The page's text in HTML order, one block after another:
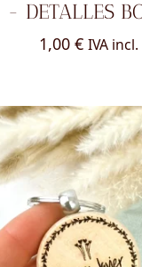
- DETALLES
1,00 € IVA incl.